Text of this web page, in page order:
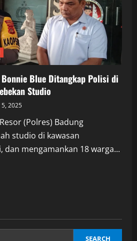
Blue Ditangkap Polisi di
Studio
2025
(Polres) Badung
studio di kawasan
dan mengamankan 18 warga...
SEARCH